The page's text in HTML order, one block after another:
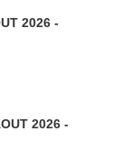
2026 -
2026 -